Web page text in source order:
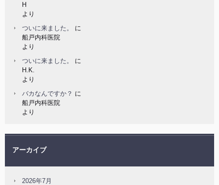
H
より
ついに来ました。
に
船戸内科医院
より
ついに来ました。
に
H.K.
より
バカなんですか？ に
船戸内科医院
より
アーカイブ
2026年7月